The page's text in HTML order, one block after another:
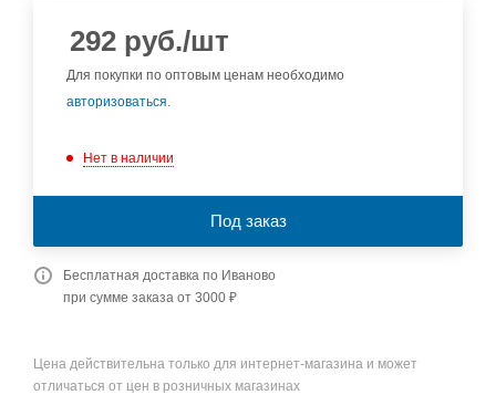
292 руб./шт
Для покупки по оптовым ценам необходимо
авторизоваться.
Нет в наличии
Под заказ
Бесплатная доставка по Иваново
при сумме заказа от 3000 ₽
Цена действительна только для интернет-магазина и может
отличаться от цен в розничных магазинах